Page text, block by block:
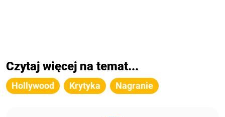
Czytaj więcej na temat...
Hollywood Krytyka Nagranie